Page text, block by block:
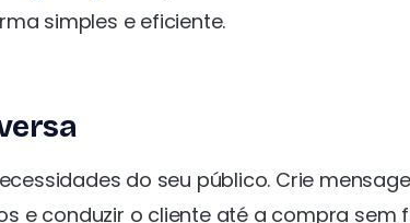
simples e eficiente.
do seu público. Crie
e conduzir o cliente até a compra sem